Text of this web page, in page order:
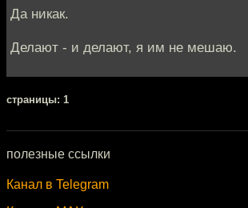
Да никак.
Делают - и делают, я им не мешаю.
cтраницы: 1
полезные ссылки
Канал в Telegram